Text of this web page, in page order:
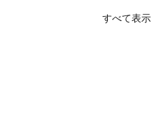
すべて表示